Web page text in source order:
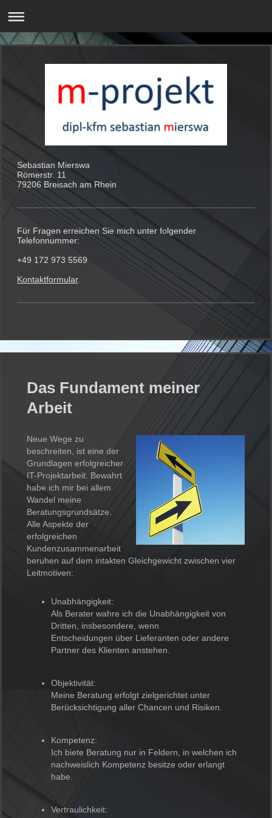
Sebastian Mierswa
Römerstr. 11
79206 Breisach am Rhein
Für Fragen erreichen Sie mich unter folgender
Telefonnummer:
+49 172 973 5569
Kontaktformular.
Das Fundament meiner
Arbeit
Neue Wege zu
beschreiten, ist eine der
Grundlagen erfolgreicher
IT-Projektarbeit. Bewahrt
habe ich mir bei allem
Wandel meine
Beratungsgrundsätze.
Alle Aspekte der
erfolgreichen
Kundenzusammenarbeit
beruhen auf dem intakten Gleichgewicht zwischen vier
Leitmotiven:
Unabhängigkeit:
Als Berater wahre ich die Unabhängigkeit von
Dritten, insbesondere, wenn
Entscheidungen über Lieferanten oder andere
Partner des Klienten anstehen.
Objektivität:
Meine Beratung erfolgt zielgerichtet unter
Berücksichtigung aller Chancen und Risiken.
Kompetenz:
Ich biete Beratung nur in Feldern, in welchen ich
nachweislich Kompetenz besitze oder erlangt
habe.
Vertraulichkeit: